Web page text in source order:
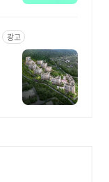
광고